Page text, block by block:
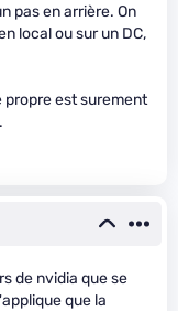
pas en arrière. On
local ou sur un DC,
propre est surement
de nvidia que se
que la